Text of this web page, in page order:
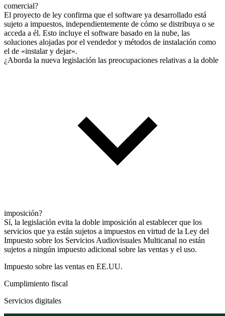
comercial?
El proyecto de ley confirma que el software ya desarrollado está
sujeto a impuestos, independientemente de cómo se distribuya o se
acceda a él. Esto incluye el software basado en la nube, las
soluciones alojadas por el vendedor y métodos de instalación como
el de «instalar y dejar».
¿Aborda la nueva legislación las preocupaciones relativas a la doble
imposición?
Sí, la legislación evita la doble imposición al establecer que los
servicios que ya están sujetos a impuestos en virtud de la Ley del
Impuesto sobre los Servicios Audiovisuales Multicanal no están
sujetos a ningún impuesto adicional sobre las ventas y el uso.
Impuesto sobre las ventas en EE.UU.
Cumplimiento fiscal
Servicios digitales